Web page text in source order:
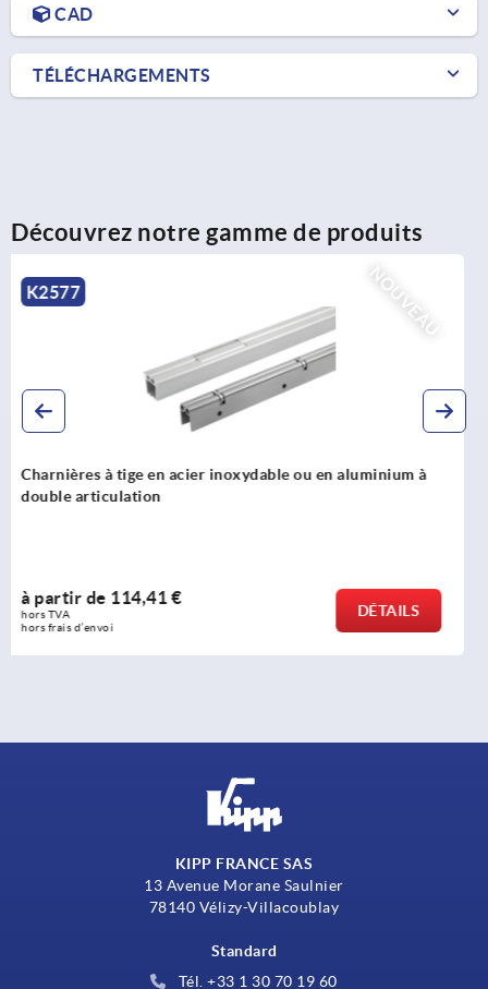
CAD
TÉLÉCHARGEMENTS
Découvrez notre gamme de produits
NOUVEAU
K2575
Charnières à tige en acier, internes, avec col de cygne et
angle d’ouverture de 90°
à partir de63,54 €
hors TVA
hors frais d’envoi
DÉTAILS
KIPP FRANCE SAS
13 Avenue Morane Saulnier
78140 Vélizy-Villacoublay
Standard
Tél. +33 1 30 70 19 60